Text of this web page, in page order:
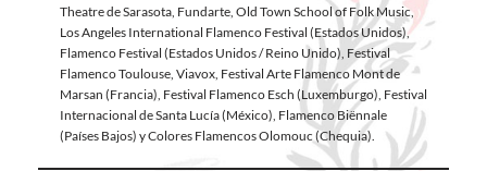
Theatre de Sarasota, Fundarte, Old Town School of Folk Music,
Los Angeles International Flamenco Festival (Estados Unidos),
Flamenco Festival (Estados Unidos / Reino Unido), Festival
Flamenco Toulouse, Viavox, Festival Arte Flamenco Mont de
Marsan (Francia), Festival Flamenco Esch (Luxemburgo), Festival
Internacional de Santa Lucía (México), Flamenco Biënnale
(Países Bajos) y Colores Flamencos Olomouc (Chequia).